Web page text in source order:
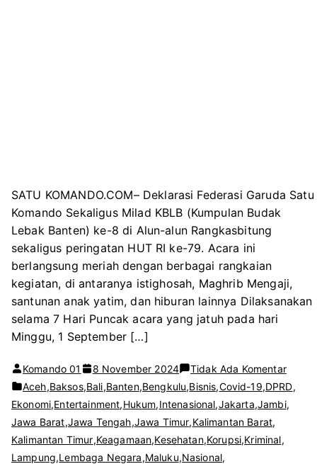
SATU KOMANDO.COM– Deklarasi Federasi Garuda Satu
Komando Sekaligus Milad KBLB (Kumpulan Budak
Lebak Banten) ke-8 di Alun-alun Rangkasbitung
sekaligus peringatan HUT RI ke-79. Acara ini
berlangsung meriah dengan berbagai rangkaian
kegiatan, di antaranya istighosah, Maghrib Mengaji,
santunan anak yatim, dan hiburan lainnya Dilaksanakan
selama 7 Hari Puncak acara yang jatuh pada hari
Minggu, 1 September […]
Komando 01 8 November 2024 Tidak Ada Komentarpada
Aceh,Baksos,Bali,Banten,Bengkulu,Bisnis,Covid-19,DPRD,
Ekonomi,Entertainment,Hukum,Intenasional,Jakarta,Jambi,
Jawa Barat,Jawa Tengah,Jawa Timur,Kalimantan Barat,
Kalimantan Timur,Keagamaan,Kesehatan,Korupsi,Kriminal,
Lampung,Lembaga Negara,Maluku,Nasional,